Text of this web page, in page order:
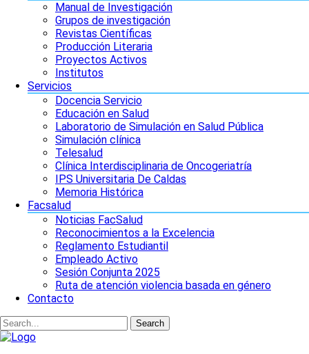
Manual de Investigación
Grupos de investigación
Revistas Científicas
Producción Literaria
Proyectos Activos
Institutos
Servicios
Docencia Servicio
Educación en Salud
Laboratorio de Simulación en Salud Pública
Simulación clínica
Telesalud
Clínica Interdisciplinaria de Oncogeriatría
IPS Universitaria De Caldas
Memoria Histórica
Facsalud
Noticias FacSalud
Reconocimientos a la Excelencia
Reglamento Estudiantil
Empleado Activo
Sesión Conjunta 2025
Ruta de atención violencia basada en género
Contacto
Search